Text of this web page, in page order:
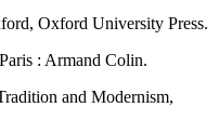
Oxford University Press.
: Armand Colin.
and Modernism,